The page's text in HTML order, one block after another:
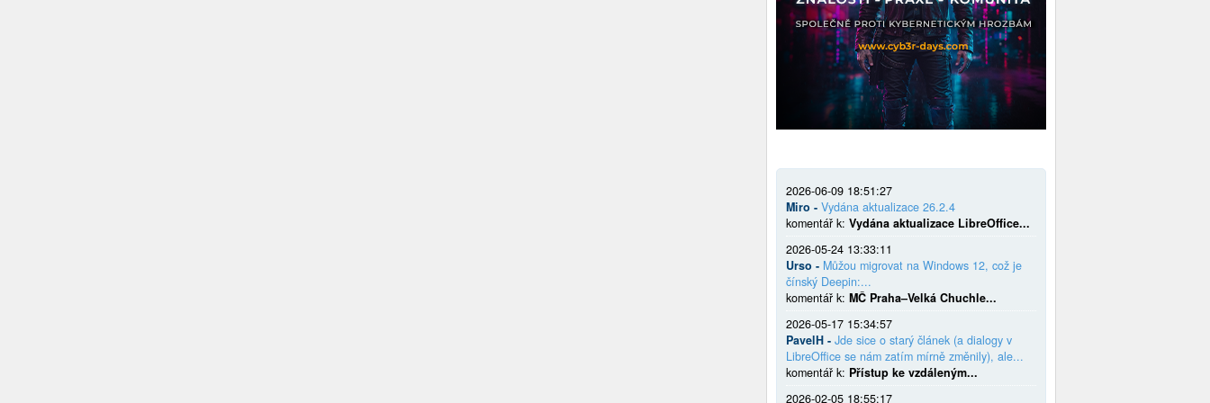
2026-06-09 18:51:27
Miro - Vydána aktualizace 26.2.4
komentář k: Vydána aktualizace LibreOffice...
2026-05-24 13:33:11
Urso - Můžou migrovat na Windows 12, což je
čínský Deepin:...
komentář k: MČ Praha–Velká Chuchle...
2026-05-17 15:34:57
PavelH - Jde sice o starý článek (a dialogy v
LibreOffice se nám zatím mírně změnily), ale...
komentář k: Přístup ke vzdáleným...
2026-02-05 18:55:17